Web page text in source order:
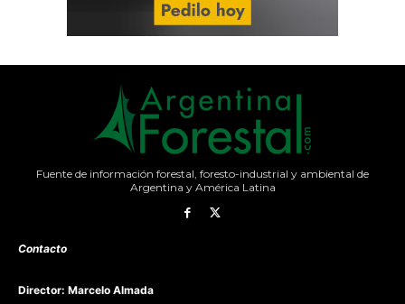
Fuente de información forestal, foresto-industrial y ambiental de
Argentina y América Latina
Contacto
Director: Marcelo Almada